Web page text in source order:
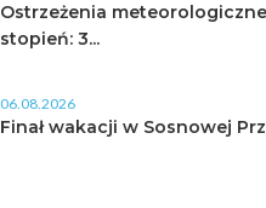
Ostrzeżenia
stopień: 3...
06.08.2026
Finał wakacji w Sosnowej